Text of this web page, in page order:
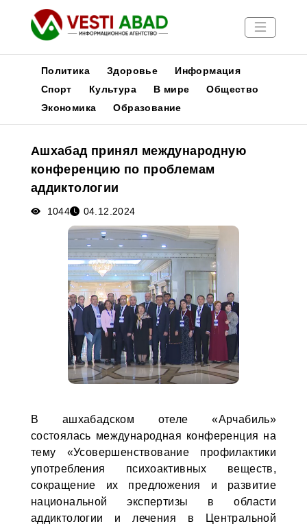
Новости
Медиа
Афиша
Политика Здоровье
Информация
Спорт
Культура В мире
Общество
Экономика
Образование
Ашхабад принял международную
конференцию по проблемам
аддиктологии
1044 04.12.2024
В ашхабадском отеле «Арчабиль»
состоялась международная конференция на
тему «Усовершенствование профилактики
употребления психоактивных веществ,
сокращение их предложения и развитие
национальной экспертизы в области
аддиктологии и лечения в Центральной